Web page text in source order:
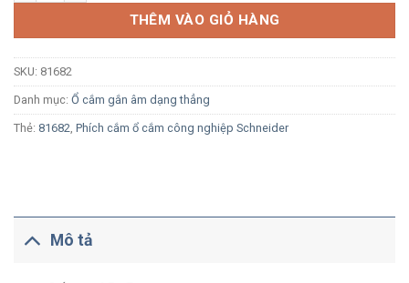
THÊM VÀO GIỎ HÀNG
SKU: 81682
Danh mục: Ổ cắm gắn âm dạng thẳng
Thẻ: 81682 Phích cắm ổ cắm công nghiệp Schneider
Mô tả